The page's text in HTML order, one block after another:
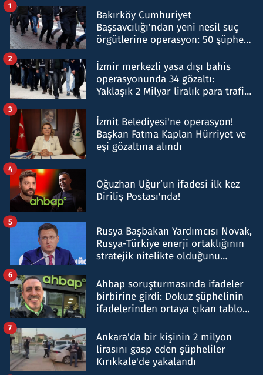
Bakırköy Cumhuriyet
Başsavcılığı'ndan yeni nesil suç
örgütlerine operasyon: 50 şüpheli
1
İzmir merkezli yasa dışı bahis
operasyonunda 34 gözaltı:
Yaklaşık 2 Milyar liralık para trafiği
2
İzmit Belediyesi'ne operasyon!
Başkan Fatma Kaplan Hürriyet ve
eşi gözaltına alındı
3
Oğuzhan Uğur’un ifadesi ilk kez
Diriliş Postası'nda!
4
Rusya Başbakan Yardımcısı Novak,
Rusya-Türkiye enerji ortaklığının
stratejik nitelikte olduğunu
5
Ahbap soruşturmasında ifadeler
birbirine girdi: Dokuz şüphelinin
ifadelerinden ortaya çıkan tablo
6
Ankara'da bir kişinin 2 milyon
lirasını gasp eden şüpheliler
Kırıkkale'de yakalandı
7